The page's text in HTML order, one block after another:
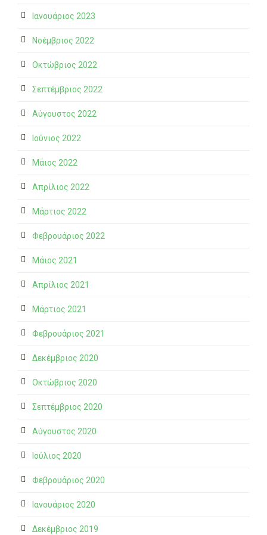
Ιανουάριος 2023
Νοέμβριος 2022
Οκτώβριος 2022
Σεπτέμβριος 2022
Αύγουστος 2022
Ιούνιος 2022
Μάιος 2022
Απρίλιος 2022
Μάρτιος 2022
Φεβρουάριος 2022
Μάιος 2021
Απρίλιος 2021
Μάρτιος 2021
Φεβρουάριος 2021
Δεκέμβριος 2020
Οκτώβριος 2020
Σεπτέμβριος 2020
Αύγουστος 2020
Ιούλιος 2020
Φεβρουάριος 2020
Ιανουάριος 2020
Δεκέμβριος 2019